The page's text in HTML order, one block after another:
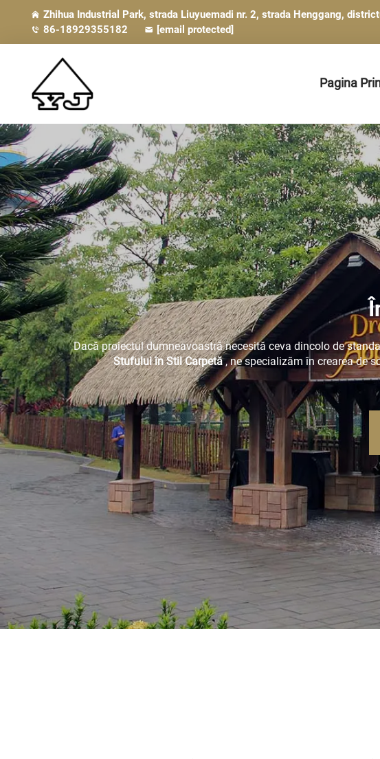
Zhihua Industrial Park, strada Liuyuemadi nr. 2, strada Henggang,
86-18929355182
[email protected]
Pagina
Dacă proiectul dumneavoastră necesită ceva dincolo de
Stufului în Stil Carpetă, ne specializăm în crearea de